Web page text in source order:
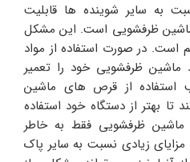
به سایر شوینده ها قابلیت
ظرفشویی است. این مشکل
است. در صورت استفاده از مواد
ماشین ظرفشویی خود را تعمیر
استفاده از قرص های ماشین
بهتر از دستگاه خود استفاده
ماشین ظرفشویی فقط به خاطر
زیادی نسبت به سایر پاک